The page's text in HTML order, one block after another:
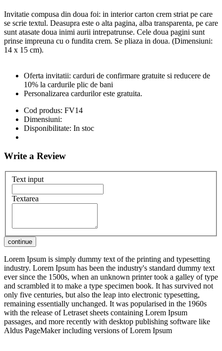
Invitatie compusa din doua foi: in interior carton crem striat pe care
se scrie textul. Deasupra este o alta pagina, alba transparenta, pe care
sunt atasate doua inimi aurii intrepatrunse. Cele doua pagini sunt
prinse impreuna cu o fundita crem. Se pliaza in doua. (Dimensiuni:
14 x 15 cm).
Oferta invitatii: carduri de confirmare gratuite si reducere de
10% la cardurile plic de bani
Personalizarea cardurilor este gratuita.
Cod produs: FV14
Dimensiuni:
Disponibilitate: In stoc
Write a Review
Text input
Textarea
Lorem Ipsum is simply dummy text of the printing and typesetting
industry. Lorem Ipsum has been the industry's standard dummy text
ever since the 1500s, when an unknown printer took a galley of type
and scrambled it to make a type specimen book. It has survived not
only five centuries, but also the leap into electronic typesetting,
remaining essentially unchanged. It was popularised in the 1960s
with the release of Letraset sheets containing Lorem Ipsum
passages, and more recently with desktop publishing software like
Aldus PageMaker including versions of Lorem Ipsum